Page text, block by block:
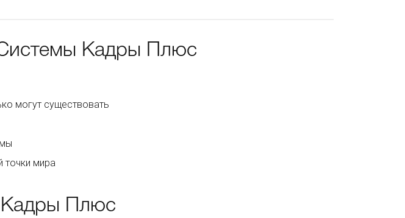
Кадры Плюс
могут существовать
точки мира
Кадры Плюс